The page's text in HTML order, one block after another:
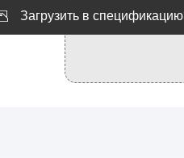
Загрузить в спецификацию